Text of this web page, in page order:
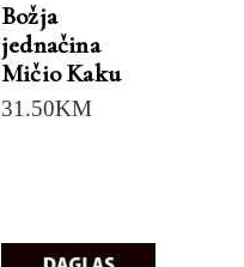
Božja
jednačina
Mičio Kaku
31.50KM